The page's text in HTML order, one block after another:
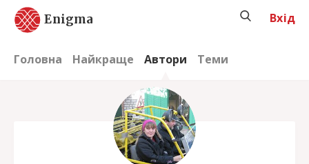
Enigma
Головна Найкраще Автори Теми
Вхід